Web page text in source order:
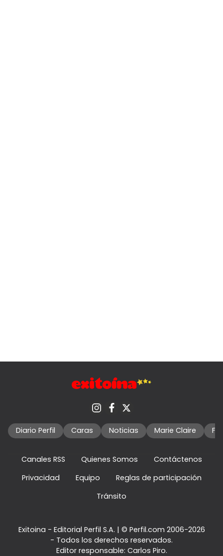
Diario Perfil Caras Noticias Marie Claire
Canales RSS Quienes Somos
Contáctenos
Privacidad
Equipo
Reglas de participación
Tránsito
Exitoina - Editorial Perfil S.A. | © Perfil.com 2006-2026
- Todos los derechos reservados.
Editor responsable: Carlos Piro.